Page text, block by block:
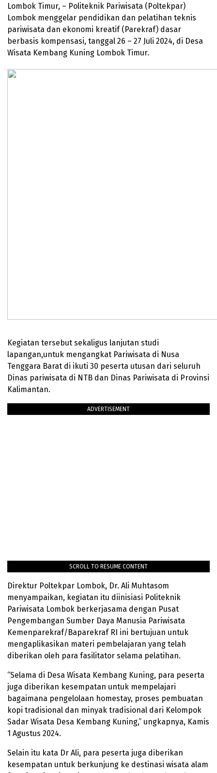
Lombok Timur, – Politeknik Pariwisata (Poltekpar)
Lombok menggelar pendidikan dan pelatihan teknis
pariwisata dan ekonomi kreatif (Parekraf) dasar
berbasis kompensasi, tanggal 26 – 27 Juli 2024, di Desa
Wisata Kembang Kuning Lombok Timur.
Kegiatan tersebut sekaligus lanjutan studi
lapangan,untuk mengangkat Pariwisata di Nusa
Tenggara Barat di ikuti 30 peserta utusan dari seluruh
Dinas pariwisata di NTB dan Dinas Pariwisata di Provinsi
Kalimantan.
ADVERTISEMENT
SCROLL TO RESUME CONTENT
Direktur Poltekpar Lombok, Dr. Ali Muhtasom
menyampaikan, kegiatan itu diinisiasi Politeknik
Pariwisata Lombok berkerjasama dengan Pusat
Pengembangan Sumber Daya Manusia Pariwisata
Kemenparekraf/Baparekraf RI ini bertujuan untuk
mengaplikasikan materi pembelajaran yang telah
diberikan oleh para fasilitator selama pelatihan.
“Selama di Desa Wisata Kembang Kuning, para peserta
juga diberikan kesempatan untuk mempelajari
bagaimana pengelolaan homestay, proses pembuatan
kopi tradisional dan minyak tradisional dari Kelompok
Sadar Wisata Desa Kembang Kuning,” ungkapnya, Kamis
1 Agustus 2024.
Selain itu kata Dr Ali, para peserta juga diberikan
kesempatan untuk berkunjung ke destinasi wisata alam